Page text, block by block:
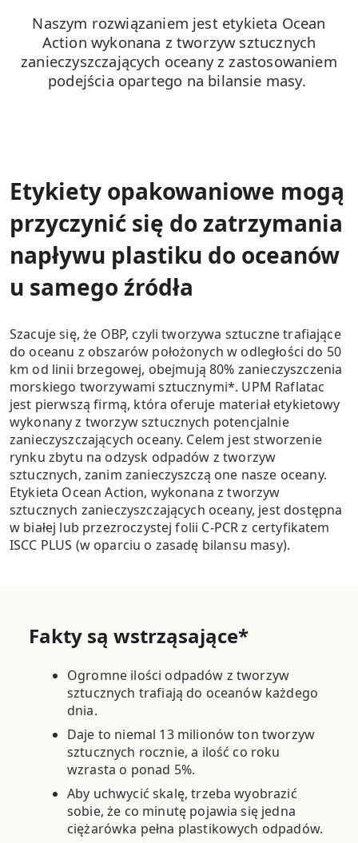
Naszym rozwiązaniem jest etykieta Ocean
Action wykonana z tworzyw sztucznych
zanieczyszczających oceany z zastosowaniem
podejścia opartego na bilansie masy.
Etykiety opakowaniowe mogą
przyczynić się do zatrzymania
napływu plastiku do oceanów
u samego źródła
Szacuje się, że OBP, czyli tworzywa sztuczne trafiające
do oceanu z obszarów położonych w odległości do 50
km od linii brzegowej, obejmują 80% zanieczyszczenia
morskiego tworzywami sztucznymi*. UPM Raflatac
jest pierwszą firmą, która oferuje materiał etykietowy
wykonany z tworzyw sztucznych potencjalnie
zanieczyszczających oceany. Celem jest stworzenie
rynku zbytu na odzysk odpadów z tworzyw
sztucznych, zanim zanieczyszczą one nasze oceany.
Etykieta Ocean Action, wykonana z tworzyw
sztucznych zanieczyszczających oceany, jest dostępna
w białej lub przezroczystej folii C-PCR z certyfikatem
ISCC PLUS (w oparciu o zasadę bilansu masy).
Fakty są wstrząsające*
Ogromne ilości odpadów z tworzyw
sztucznych trafiają do oceanów każdego
dnia.
Daje to niemal 13 milionów ton tworzyw
sztucznych rocznie, a ilość co roku
wzrasta o ponad 5%.
Aby uchwycić skalę, trzeba wyobrazić
sobie, że co minutę pojawia się jedna
ciężarówka pełna plastikowych odpadów.